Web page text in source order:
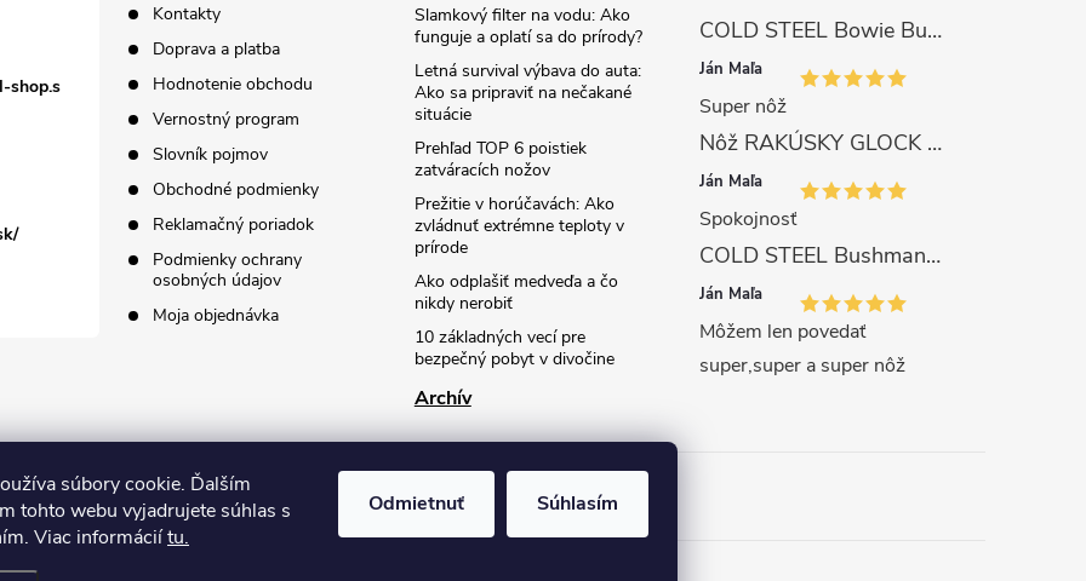
súbory cookie. Ďalším
tohto webu vyjadrujete súhlas s
Viac informáciítu.
Odmietnuť Súhlasím
shop.s
Kontakty
Doprava a platba
Hodnotenie obchodu
Vernostný program
Slovník pojmov
Obchodné podmienky
Reklamačný poriadok
Podmienky ochrany
osobných údajov
Moja objednávka
Slamkový filter na vodu: Ako
funguje a oplatí sa do prírody?
Letná survival výbava do auta:
Ako sa pripraviť na nečakané
situácie
Prehľad TOP 6 poistiek
zatváracích nožov
Prežitie v horúčavách: Ako
zvládnuť extrémne teploty v
prírode
Ako odplašiť medveďa a čo
nikdy nerobiť
10 základných vecí pre
bezpečný pobyt v divočine
Archív
COLD STEEL Bowie Bushman (SK-5)
Ján Maľa
Super nôž
Nôž RAKÚSKY GLOCK SURVIVAL 81 s pílkou ZELENÝ
Ján Maľa
Spokojnosť
COLD STEEL Bushman (SK-5)
Ján Maľa
Môžem len povedať
super,super a super nôž